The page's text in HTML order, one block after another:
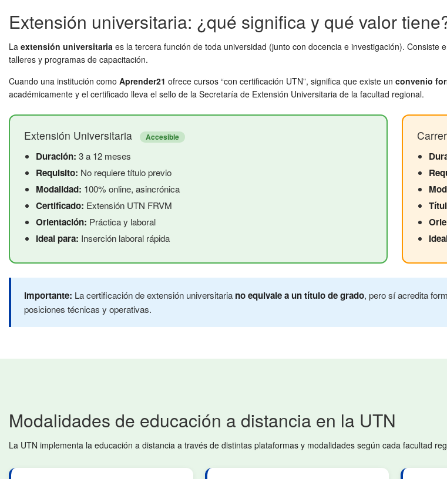
Extensión universitaria: ¿qué significa y qué valor
La extensión universitaria es la tercera función de toda universidad (junto con docencia e investigación).
talleres y programas de capacitación.
Cuando una institución como Aprender21 ofrece cursos “con certificación UTN”, significa que existe un convenio
académicamente y el certificado lleva el sello de la Secretaría de Extensión Universitaria de la facultad regional.
Extensión Universitaria Accesible
Duración: 3 a 12 meses
Requisito: No requiere título previo
Modalidad: 100% online, asincrónica
Certificado: Extensión UTN FRVM
Orientación: Práctica y laboral
Ideal para: Inserción laboral rápida
Importante: La certificación de extensión universitaria no equivale a un título de grado, pero sí acredita
posiciones técnicas y operativas.
Modalidades de educación a distancia en la UTN
La UTN implementa la educación a distancia a través de distintas plataformas y modalidades según cada facultad